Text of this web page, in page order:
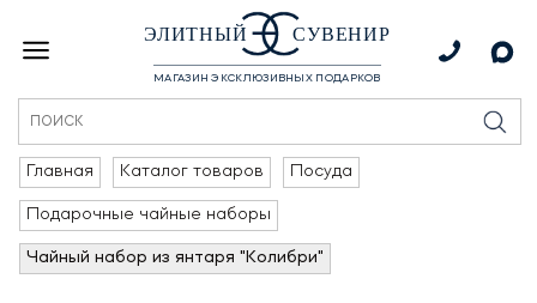
ЭЛИТНЫЙ СУВЕНИР
МАГАЗИН ЭКСКЛЮЗИВНЫХ ПОДАРКОВ
Главная Каталог товаров Посуда
Подарочные чайные наборы
Чайный набор из янтаря "Колибри"